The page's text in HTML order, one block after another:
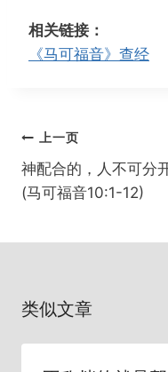
相关链接：
《马可福音》查经
文
章
导
上一页
神配合的，人不可分
(马可福音10:1-12)
类似文章